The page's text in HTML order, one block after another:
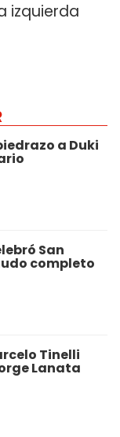
izquierda
a Duki
San
completo
Tinelli
Lanata